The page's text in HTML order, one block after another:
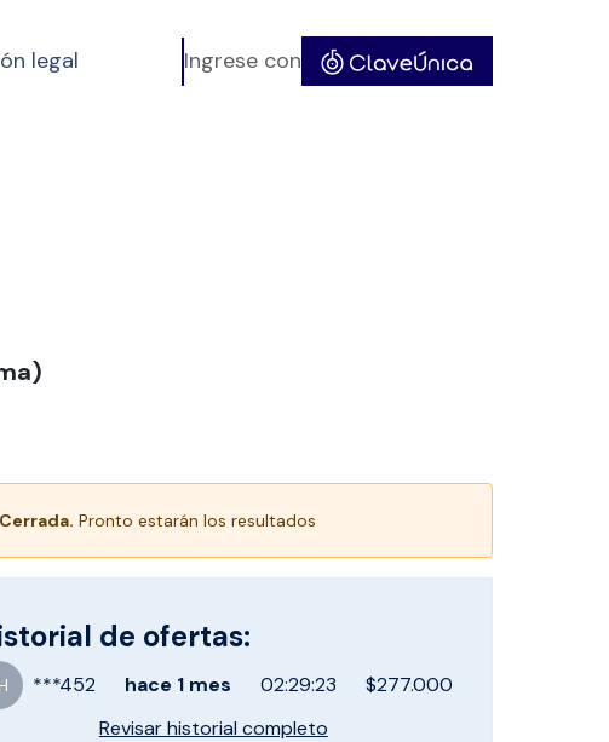
legal Ingrese con
Cerrada. Pronto estarán los resultados
de ofertas:
***452 hace 1 mes 02:29:23
$277.000
Revisar historial completo